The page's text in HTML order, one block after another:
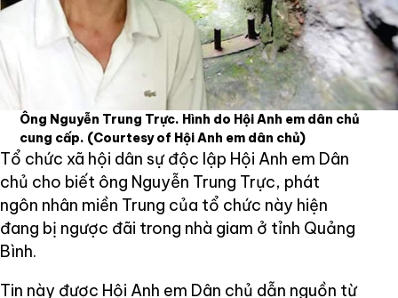
Ông Nguyễn Trung Trực. Hình do Hội Anh em dân chủ
cung cấp. (Courtesy of Hội Anh em dân chủ)
Tổ chức xã hội dân sự độc lập Hội Anh em Dân
chủ cho biết ông Nguyễn Trung Trực, phát
ngôn nhân miền Trung của tổ chức này hiện
đang bị ngược đãi trong nhà giam ở tỉnh Quảng
Bình.
Tin này được Hội Anh em Dân chủ dẫn nguồn từ